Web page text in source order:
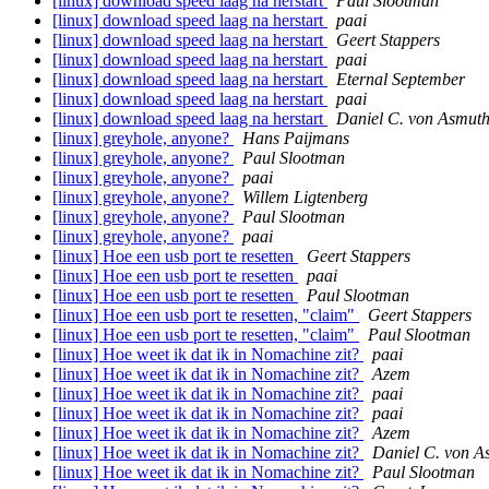
[linux] download speed laag na herstart
paai
[linux] download speed laag na herstart
Geert Stappers
[linux] download speed laag na herstart
paai
[linux] download speed laag na herstart
Eternal September
[linux] download speed laag na herstart
paai
[linux] download speed laag na herstart
Daniel C. von Asmuth
[linux] greyhole, anyone?
Hans Paijmans
[linux] greyhole, anyone?
Paul Slootman
[linux] greyhole, anyone?
paai
[linux] greyhole, anyone?
Willem Ligtenberg
[linux] greyhole, anyone?
Paul Slootman
[linux] greyhole, anyone?
paai
[linux] Hoe een usb port te resetten
Geert Stappers
[linux] Hoe een usb port te resetten
paai
[linux] Hoe een usb port te resetten
Paul Slootman
[linux] Hoe een usb port te resetten, "claim"
Geert Stappers
[linux] Hoe een usb port te resetten, "claim"
Paul Slootman
[linux] Hoe weet ik dat ik in Nomachine zit?
paai
[linux] Hoe weet ik dat ik in Nomachine zit?
Azem
[linux] Hoe weet ik dat ik in Nomachine zit?
paai
[linux] Hoe weet ik dat ik in Nomachine zit?
paai
[linux] Hoe weet ik dat ik in Nomachine zit?
Azem
[linux] Hoe weet ik dat ik in Nomachine zit?
Daniel C. von
[linux] Hoe weet ik dat ik in Nomachine zit?
Paul Slootman